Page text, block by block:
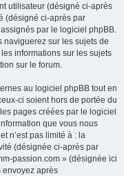
utilisateur (désigné ci-après
(désigné ci-après par
par le logiciel phpBB.
naviguerez sur les sujets de
informations sur les sujets
sur le forum.
au logiciel phpBB tout en
ci soient hors de portée du
pages créées par le logiciel
que vous nous
n’est pas limité à : la
(désignée ci-après par
passion.com » (désignée ici
envoyez après